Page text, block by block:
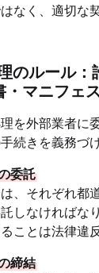
なく、適切な
ルール：
・マニフェ
を外部業者に
続きを義務づ
委託
、それぞれ都
しなければな
ことは法律違反
締結